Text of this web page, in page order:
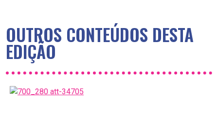
OUTROS CONTEÚDOS DESTA
EDIÇÃO